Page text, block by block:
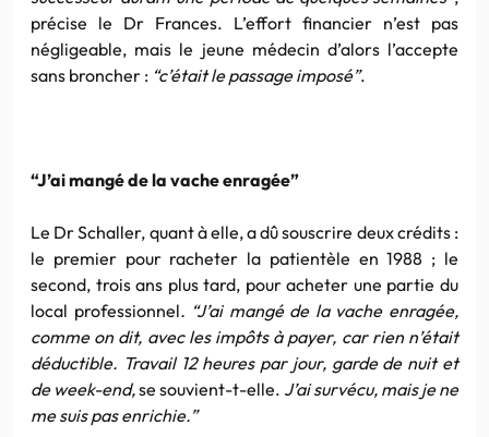
précise le Dr Frances. L’effort financier n’est pas
négligeable, mais le jeune médecin d’alors l’accepte
sans broncher : “c’était le passage imposé”.
“J’ai mangé de la vache enragée”
Le Dr Schaller, quant à elle, a dû souscrire deux crédits :
le premier pour racheter la patientèle en 1988 ; le
second, trois ans plus tard, pour acheter une partie du
local professionnel. “J’ai mangé de la vache enragée,
comme on dit, avec les impôts à payer, car rien n’était
déductible. Travail 12 heures par jour, garde de nuit et
de week-end,se souvient-t-elle. J’ai survécu, mais je ne
me suis pas enrichie.”